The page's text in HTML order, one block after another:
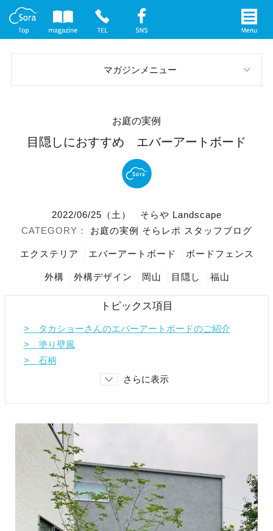
マガジンメニュー
イベント案内
社長インタビュー
お庭の実例
目隠しにおすすめ エバーアートボード
2022/06/25（土）
そらや Landscape
お庭の実例 そらレポ スタッフブログ
エクステリア エバーアートボード ボードフェンス
外構 外構デザイン 岡山 目隠し 福山
トピックス項目
> タカショーさんのエバーアートボードのご紹介
> 塗り壁風
> 石柄
さらに表示